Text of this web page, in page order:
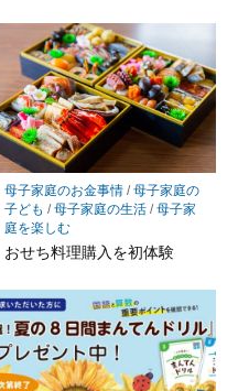
母子家庭のお金事情/母子家庭の
子ども /母子家庭の生活/母子家
庭を楽しむ
おせち料理購入を初体験